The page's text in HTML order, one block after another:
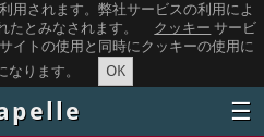
用されます。弊社サービスの利用によ
たとみなされます。
クッキー サービ
イトの使用と同時にクッキーの使用に
なります。
OK
☰